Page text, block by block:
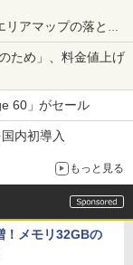
アマップの落とし
ため」、料金値上げ
60」がセール
内初導入
もっと見る
！メモリ32GBの